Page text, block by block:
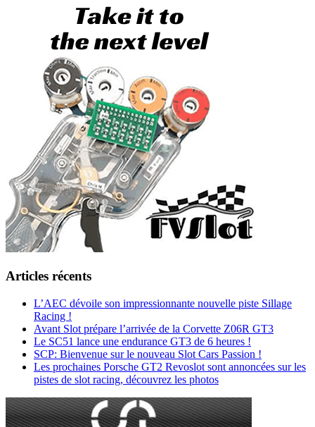
Articles récents
L’AEC dévoile son impressionnante nouvelle piste Sillage
Racing !
Avant Slot prépare l’arrivée de la Corvette Z06R GT3
Le SC51 lance une endurance GT3 de 6 heures !
SCP: Bienvenue sur le nouveau Slot Cars Passion !
Les prochaines Porsche GT2 Revoslot sont annoncées sur les
pistes de slot racing, découvrez les photos